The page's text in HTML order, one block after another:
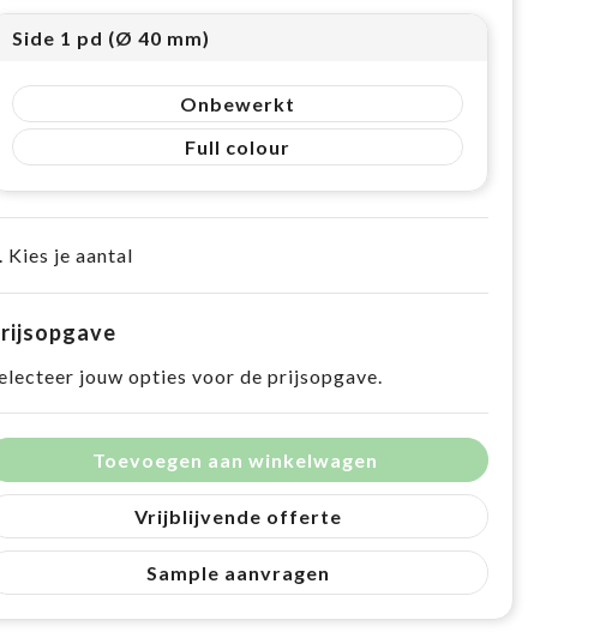
Side 1 pd (Ø 40 mm)
Onbewerkt
Full colour
Kies je aantal
jouw opties voor de prijsopgave.
Toevoegen aan winkelwagen
Vrijblijvende offerte
Sample aanvragen